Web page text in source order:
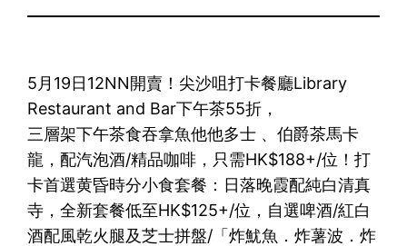
5月19日12NN開賣！尖沙咀打卡餐廳Library
Restaurant and Bar下午茶55折，
三層架下午茶食吞拿魚他他多士 、伯爵茶馬卡
龍，配汽泡酒/精品咖啡，只需HK$188+/位！打
卡首選黄昏時分小食套餐：日落晚霞配純白清真
寺，全新套餐低至HK$125+/位，自選啤酒/紅白
酒配風乾火腿及芝士拼盤/「炸魷魚．炸薯波．炸